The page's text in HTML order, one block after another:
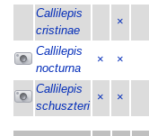
Callilepis
cristinae
×
Callilepis
nocturna
× ×
Callilepis
schuszteri
× ×